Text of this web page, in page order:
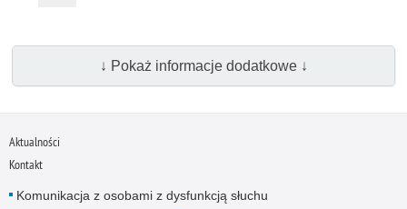
↓ Pokaż informacje dodatkowe ↓
Aktualności
Kontakt
Komunikacja z osobami z dysfunkcją słuchu